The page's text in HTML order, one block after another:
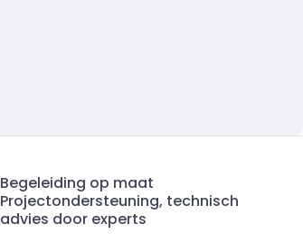
Begeleiding op maat
Projectondersteuning, technisch
advies door experts